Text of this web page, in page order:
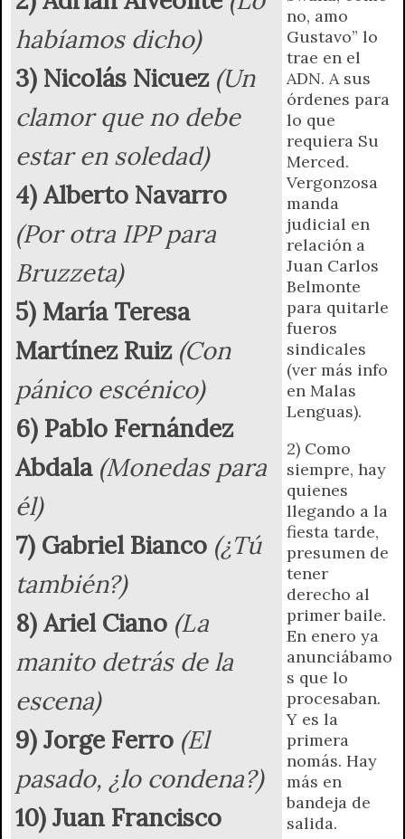
l
y
habíamos dicho)
3) Nicolás Nicuez (Un
clamor que no debe
estar en soledad)
4) Alberto Navarro
(Por otra IPP para
Bruzzeta)
5) María Teresa
Martínez Ruiz (Con
pánico escénico)
6) Pablo Fernández
Abdala(Monedas para
él)
7) Gabriel Bianco (¿Tú
también?)
8) Ariel Ciano (La
manito detrás de la
escena)
9) Jorge Ferro (El
pasado, ¿lo condena?)
10) Juan Francisco
no, amo
Gustavo” lo
trae en el
ADN. A sus
órdenes para
lo que
requiera Su
Merced.
Vergonzosa
manda
judicial en
relación a
Juan Carlos
Belmonte
para quitarle
fueros
sindicales
(ver más info
en Malas
Lenguas).
2) Como
siempre, hay
quienes
llegando a la
fiesta tarde,
presumen de
tener
derecho al
primer baile.
En enero ya
anunciábamo
s que lo
procesaban.
Y es la
primera
nomás. Hay
más en
bandeja de
salida.